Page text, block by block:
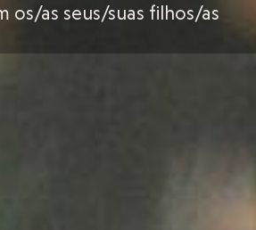
os/as seus/suas filhos/as